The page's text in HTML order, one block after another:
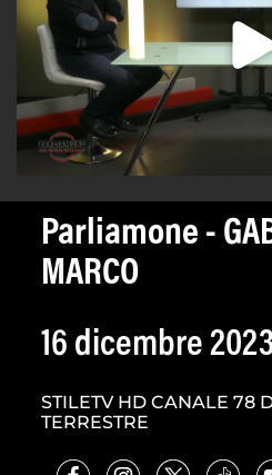
Parliamone -
MARCO
16 dicembre
STILETV HD CANALE 78
TERRESTRE